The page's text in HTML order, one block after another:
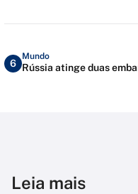
6
Mundo
Rússia atinge duas
Leia mais